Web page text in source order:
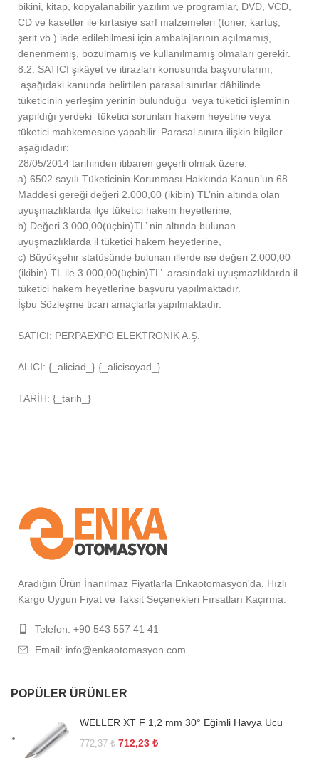
bikini, kitap, kopyalanabilir yazılım ve programlar, DVD, VCD,
CD ve kasetler ile kırtasiye sarf malzemeleri (toner, kartuş,
şerit vb.) iade edilebilmesi için ambalajlarının açılmamış,
denenmemiş, bozulmamış ve kullanılmamış olmaları gerekir.
8.2. SATICI şikâyet ve itirazları konusunda başvurularını,
aşağıdaki kanunda belirtilen parasal sınırlar dâhilinde
tüketicinin yerleşim yerinin bulunduğu veya tüketici işleminin
yapıldığı yerdeki tüketici sorunları hakem heyetine veya
tüketici mahkemesine yapabilir. Parasal sınıra ilişkin bilgiler
aşağıdadır:
28/05/2014 tarihinden itibaren geçerli olmak üzere:
a) 6502 sayılı Tüketicinin Korunması Hakkında Kanun’un 68.
Maddesi gereği değeri 2.000,00 (ikibin) TL’nin altında olan
uyuşmazlıklarda ilçe tüketici hakem heyetlerine,
b) Değeri 3.000,00(üçbin)TL’ nin altında bulunan
uyuşmazlıklarda il tüketici hakem heyetlerine,
c) Büyükşehir statüsünde bulunan illerde ise değeri 2.000,00
(ikibin) TL ile 3.000,00(üçbin)TL’ arasındaki uyuşmazlıklarda il
tüketici hakem heyetlerine başvuru yapılmaktadır.
İşbu Sözleşme ticari amaçlarla yapılmaktadır.
SATICI: PERPAEXPO ELEKTRONİK A.Ş.
ALICI: {_aliciad_} {_alicisoyad_}
TARİH: {_tarih_}
Aradığın Ürün İnanılmaz Fiyatlarla Enkaotomasyon'da. Hızlı
Kargo Uygun Fiyat ve Taksit Seçenekleri Fırsatları Kaçırma.
Telefon: +90 543 557 41 41
Email: info@enkaotomasyon.com
POPÜLER ÜRÜNLER
WELLER XT F 1,2 mm 30° Eğimli Havya Ucu
772,37₺ 712,23 ₺